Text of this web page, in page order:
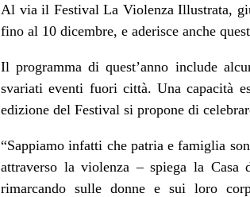
Al via il Festival La Violenza Illustrata,
fino al 10 dicembre, e aderisce anche
Il programma di quest’anno include
svariati eventi fuori città. Una capacità
edizione del Festival si propone di
“Sappiamo infatti che patria e famiglia
attraverso la violenza – spiega la
rimarcando sulle donne e sui loro